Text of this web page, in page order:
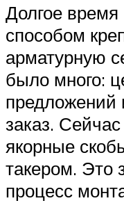
Долгое
способом
арматурную
было много:
предложений
заказ.
якорные
такером. Это
процесс